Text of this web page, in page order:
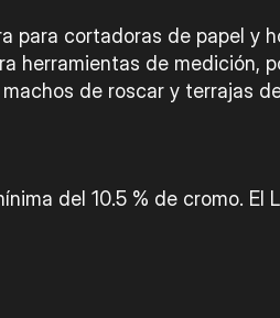
para cortadoras de papel y
herramientas de medición,
de roscar y terrajas
del 10.5 % de cromo. El